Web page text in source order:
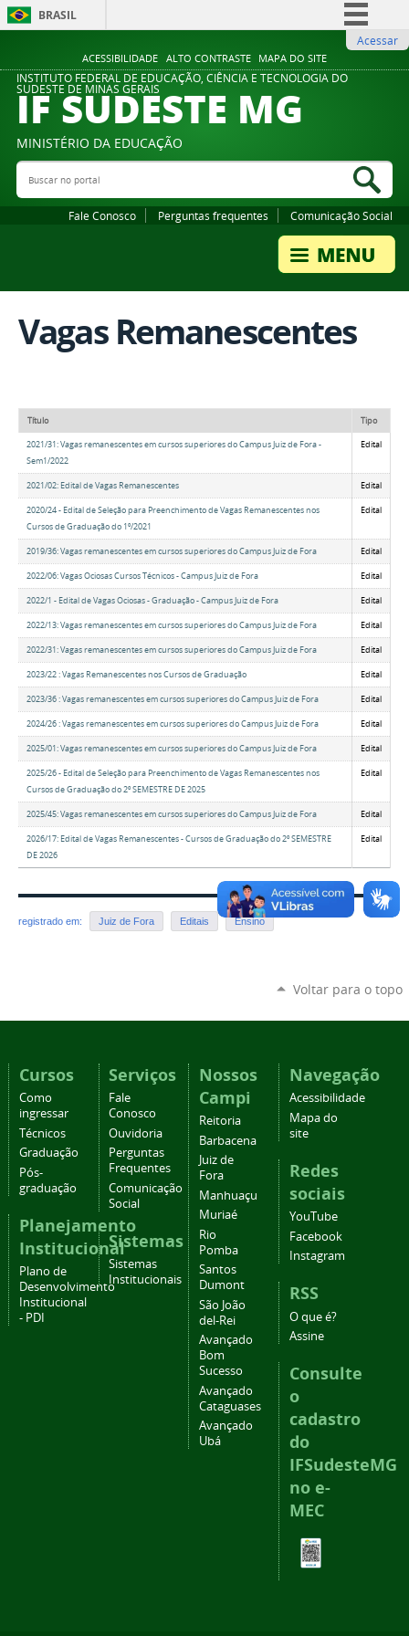
ACESSIBILIDADE ALTO CONTRASTE MAPA DO SITE
BRASIL
Comunica BR
Participe
Legislação
Acessar
INSTITUTO FEDERAL DE EDUCAÇÃO, CIÊNCIA E TECNOLOGIA DO
SUDESTE DE MINAS GERAIS
IF SUDESTE MG
MINISTÉRIO DA EDUCAÇÃO
Buscar no portal
Fale Conosco Perguntas frequentes Comunicação Social
Vagas Remanescentes
Título Tipo
2021/31: Vagas remanescentes em cursos superiores do Campus Juiz de Fora -
Sem1/2022
Edital
2021/02: Edital de Vagas Remanescentes Edital
2020/24 - Edital de Seleção para Preenchimento de Vagas Remanescentes nos
Cursos de Graduação do 1º/2021
Edital
2019/36: Vagas remanescentes em cursos superiores do Campus Juiz de Fora Edital
2022/06: Vagas Ociosas Cursos Técnicos - Campus Juiz de Fora Edital
2022/1 - Edital de Vagas Ociosas - Graduação - Campus Juiz de Fora Edital
2022/13: Vagas remanescentes em cursos superiores do Campus Juiz de Fora Edital
2022/31: Vagas remanescentes em cursos superiores do Campus Juiz de Fora Edital
2023/22 : Vagas Remanescentes nos Cursos de Graduação Edital
2023/36 : Vagas remanescentes em cursos superiores do Campus Juiz de Fora Edital
2024/26 : Vagas remanescentes em cursos superiores do Campus Juiz de Fora Edital
2025/01: Vagas remanescentes em cursos superiores do Campus Juiz de Fora Edital
2025/26 - Edital de Seleção para Preenchimento de Vagas Remanescentes nos
Cursos de Graduação do 2º SEMESTRE DE 2025
Edital
2025/45: Vagas remanescentes em cursos superiores do Campus Juiz de Fora Edital
2026/17: Edital de Vagas Remanescentes - Cursos de Graduação do 2º SEMESTRE
DE 2026
Edital
registrado em: Juiz de Fora Editais Ensino
Voltar para o topo
Cursos
Como
ingressar
Técnicos
Graduação
Pós-
graduação
Planejamento
Institucional
Plano de
Desenvolvimento
Institucional
- PDI
Serviços
Fale
Conosco
Ouvidoria
Perguntas
Frequentes
Comunicação
Social
Sistemas
Sistemas
Institucionais
Nossos
Campi
Reitoria
Barbacena
Juiz de
Fora
Manhuaçu
Muriaé
Rio
Pomba
Santos
Dumont
São João
del-Rei
Avançado
Bom
Sucesso
Avançado
Cataguases
Avançado
Ubá
Navegação
Acessibilidade
Mapa do
site
Redes
sociais
YouTube
Facebook
Instagram
RSS
O que é?
Assine
Consulte
o
cadastro
do
IFSudesteMG
no e-
MEC